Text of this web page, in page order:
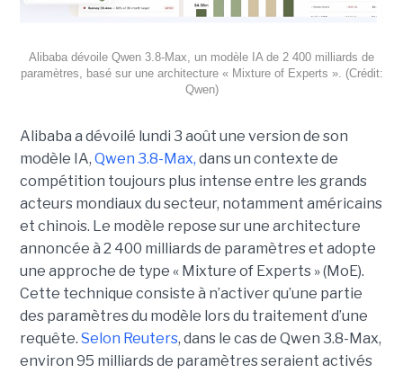
Alibaba dévoile Qwen 3.8-Max, un modèle IA de 2 400 milliards de
paramètres, basé sur une architecture « Mixture of Experts ». (Crédit:
Qwen)
Alibaba a dévoilé lundi 3 août une version de son
modèle IA, Qwen 3.8-Max, dans un contexte de
compétition toujours plus intense entre les grands
acteurs mondiaux du secteur, notamment américains
et chinois. Le modèle repose sur une architecture
annoncée à 2 400 milliards de paramètres et adopte
une approche de type « Mixture of Experts » (MoE).
Cette technique consiste à n’activer qu’une partie
des paramètres du modèle lors du traitement d’une
requête. Selon Reuters, dans le cas de Qwen 3.8-Max,
environ 95 milliards de paramètres seraient activés